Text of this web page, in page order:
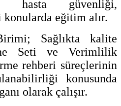
hasta güvenliği,
eğitim alır.
Sağlıkta kalite
Seti ve Verimlilik
rehberi süreçlerinin
konusunda
olarak çalışır.